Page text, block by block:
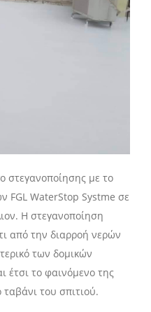
στεγανοποίησης με το
FGL WaterStop Systme σε
Η στεγανοποίηση
από την διαρροή νερών
των δομικών
έτσι το φαινόμενο της
του σπιτιού.